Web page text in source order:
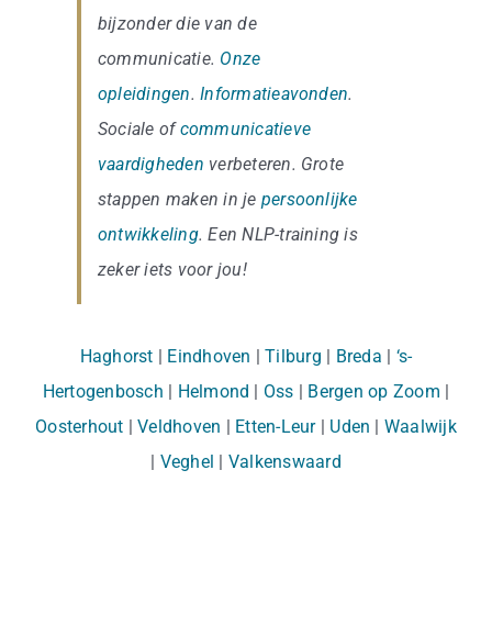
bijzonder die van de
communicatie. Onze
opleidingen.Informatieavonden.
Sociale ofcommunicatieve
vaardigheden verbeteren. Grote
stappen maken in je persoonlijke
ontwikkeling. Een NLP-training is
zeker iets voor jou!
Haghorst | Eindhoven |Tilburg | Breda | ‘s-
Hertogenbosch | Helmond | Oss | Bergen op Zoom |
Oosterhout |Veldhoven | Etten-Leur| Uden | Waalwijk
| Veghel | Valkenswaard